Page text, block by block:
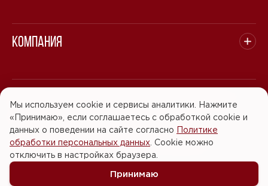
Компания
© 2008 - 2026 ООО "БАСТЭН". Все права защищены.
Политика обработки персональных данных
Согласие на обработку персональных данных
Мы используем cookie и сервисы аналитики. Нажмите
«Принимаю», если соглашаетесь с обработкой cookie и
данных о поведении на сайте согласно Политике
обработки персональных данных . Cookie можно
отключить в настройках браузера.
Принимаю